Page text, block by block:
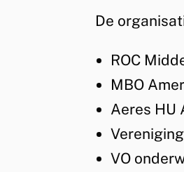
De
ROC
MBO
Aeres HU
VO